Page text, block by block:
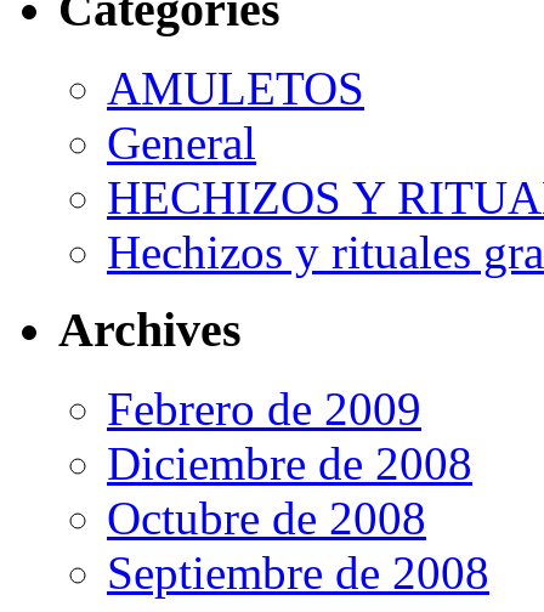
AMULETOS
General
HECHIZOS Y
Hechizos y rituales
Archives
Febrero de 2009
Diciembre de 2008
Octubre de 2008
Septiembre de 2008